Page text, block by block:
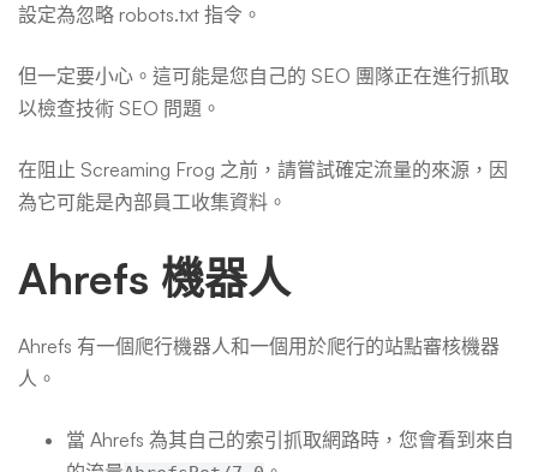
設定為忽略 robots.txt 指令。
但一定要小心。這可能是您自己的 SEO 團隊正在進行抓取
以檢查技術 SEO 問題。
在阻止 Screaming Frog 之前，請嘗試確定流量的來源，因
為它可能是內部員工收集資料。
Ahrefs 機器人
Ahrefs 有一個爬行機器人和一個用於爬行的站點審核機器
人。
當 Ahrefs 為其自己的索引抓取網路時，您會看到來自